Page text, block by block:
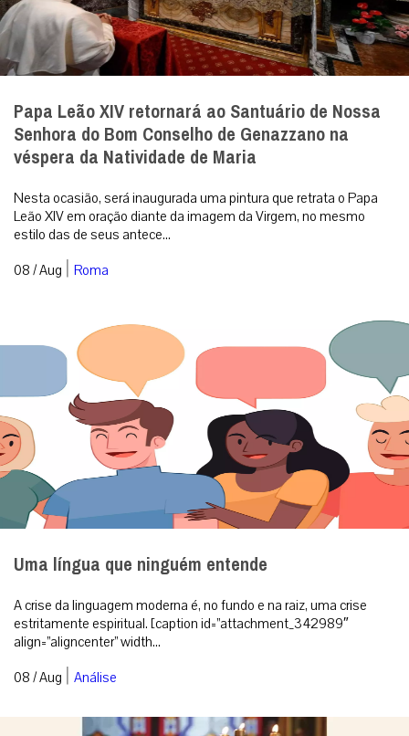
Papa Leão XIV retornará ao Santuário de Nossa
Senhora do Bom Conselho de Genazzano na
véspera da Natividade de Maria
Nesta ocasião, será inaugurada uma pintura que retrata o Papa
Leão XIV em oração diante da imagem da Virgem, no mesmo
estilo das de seus antece...
08 / Aug | Roma
Uma língua que ninguém entende
A crise da linguagem moderna é, no fundo e na raiz, uma crise
estritamente espiritual. [caption id=”attachment_342989″
align=”aligncenter” width...
08 / Aug | Análise